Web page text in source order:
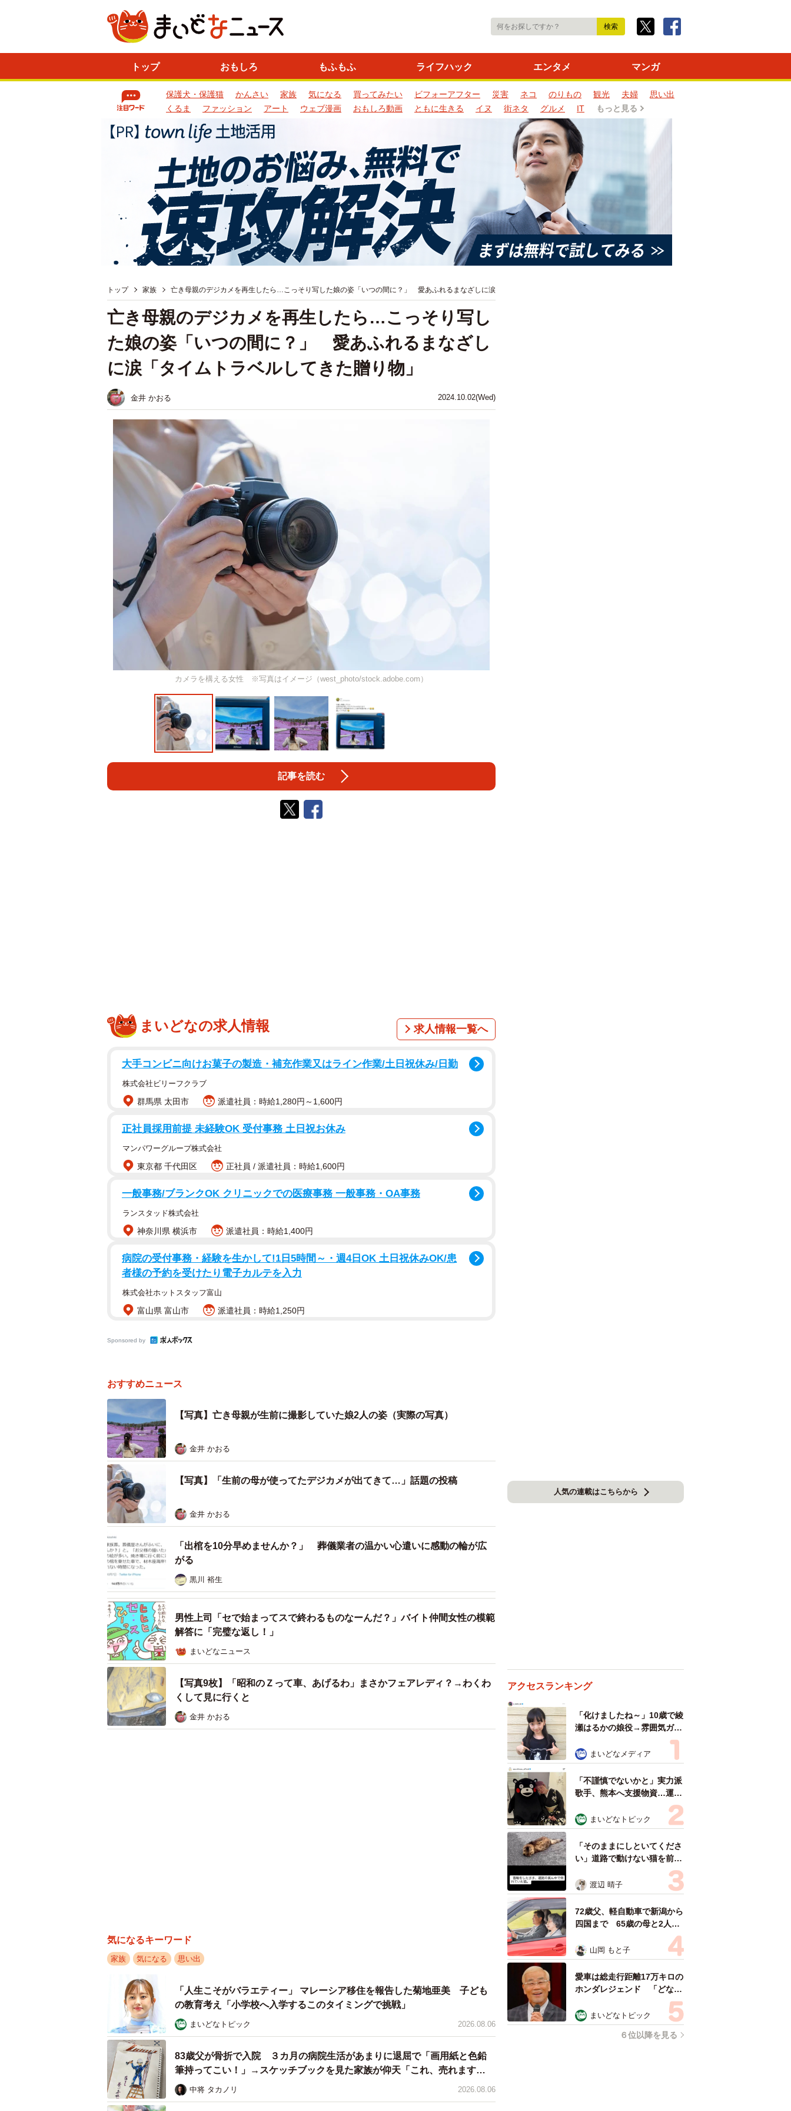
トップ おもしろ もふもふ ライフハック エンタメ マンガ
保護犬・保護猫 かんさい 家族 気になる 買ってみたい ビフォーアフター 災害 ネコ のりもの 観光 夫婦
思い出
くるま
ファッション アート ウェブ漫画 おもしろ動画 ともに生きる イヌ 街ネタ グルメ IT もっと見る
トップ 家族 亡き母親のデジカメを再生したら…こっそり写した娘の姿「いつの間に？」 愛あふれるまなざしに涙
2024.10.02(Wed)
亡き母親のデジカメを再生したら…こっそり写し
た娘の姿「いつの間に？」 愛あふれるまなざし
に涙「タイムトラベルしてきた贈り物」
金井 かおる
カメラを構える女性 ※写真はイメージ（west_photo/stock.adobe.com）
記事を読む
まいどなの求人情報 求人情報一覧へ
大手コンビニ向けお菓子の製造・補充作業又はライン作業/土日祝休み/日勤
株式会社ビリーフクラブ
群馬県 太田市 派遣社員：時給1,280円～1,600円
正社員採用前提 未経験OK 受付事務 土日祝お休み
マンパワーグループ株式会社
東京都 千代田区 正社員 / 派遣社員：時給1,600円
一般事務/ブランクOK クリニックでの医療事務 一般事務・OA事務
ランスタッド株式会社
神奈川県 横浜市 派遣社員：時給1,400円
病院の受付事務・経験を生かして!1日5時間～・週4日OK 土日祝休みOK/患
者様の予約を受けたり電子カルテを入力
株式会社ホットスタッフ富山
富山県 富山市 派遣社員：時給1,250円
Sponsored by
おすすめニュース
【写真】亡き母親が生前に撮影していた娘2人の姿（実際の写真）
金井 かおる
【写真】「生前の母が使ってたデジカメが出てきて…」話題の投稿
金井 かおる
「出棺を10分早めませんか？」 葬儀業者の温かい心遣いに感動の輪が広
がる
黒川 裕生
男性上司「セで始まってスで終わるものなーんだ？」バイト仲間女性の模範
解答に「完璧な返し！」
まいどなニュース
【写真9枚】「昭和のＺって車、あげるわ」まさかフェアレディ？→わくわ
くして見に行くと
金井 かおる
気になるキーワード
家族 気になる 思い出
「人生こそがバラエティー」 マレーシア移住を報告した菊地亜美 子ども
の教育考え「小学校へ入学するこのタイミングで挑戦」
まいどなトピック 2026.08.06
83歳父が骨折で入院 ３カ月の病院生活があまりに退屈で「画用紙と色鉛
筆持ってこい！」→スケッチブックを見た家族が仰天「これ、売れます
よ…」
中将 タカノリ 2026.08.06
人気の連載はこちらから
アクセスランキング
「化けましたね～」10歳で綾
瀬はるかの娘役→雰囲気ガラ
リの18歳に成長 「メイクで
雰囲気が」「宝塚に入れそ
う」
まいどなメディア
「不謹慎でないかと」実力派
歌手、熊本へ支援物資…運搬
トラックの車体デザインにた
めらい 「痛いほど伝わる」
「行動され立派」
まいどなトピック
「そのままにしといてくださ
い」道路で動けない猫を前に
返された一言… 懸命に生き
ようとした4日間 「命の重
さはみんな同じ」保護団体代
表の訴え
渡辺 晴子
72歳父、軽自動車で新潟から
四国まで 65歳の母と2人で
3泊4日の旅 パーキングの休
憩まで分刻み… 「大学生で
も組まねえよ！」
山岡 もと子
愛車は総走行距離17万キロの
ホンダレジェンド 「どなた
か欲しい方が居たら」 大御
所漫才師が譲渡の意向
まいどなトピック
６位以降を見る